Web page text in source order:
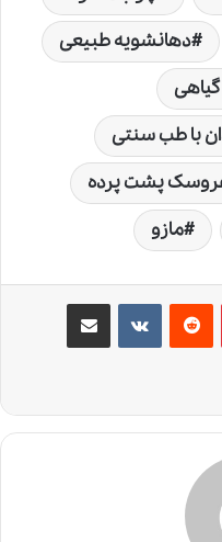
دهانشویه طبیعی
با طب سنتی
پشت پرده
مازو
‫رددیت ‫VKontakteاشتراک گذاری از طریق ایمیل